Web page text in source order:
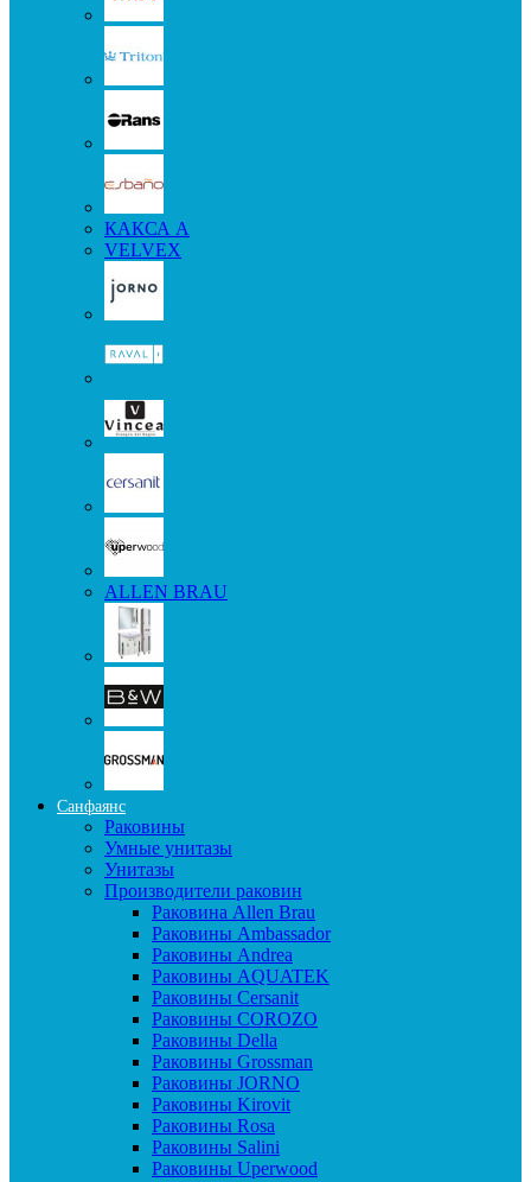
КАКСА А
VELVEX
ALLEN BRAU
Санфаянс
Раковины
Умные унитазы
Унитазы
Производители раковин
Раковина Allen Brau
Раковины Ambassador
Раковины Andrea
Раковины AQUATEK
Раковины Cersanit
Раковины COROZO
Раковины Della
Раковины Grossman
Раковины JORNO
Раковины Kirovit
Раковины Rosa
Раковины Salini
Раковины Uperwood